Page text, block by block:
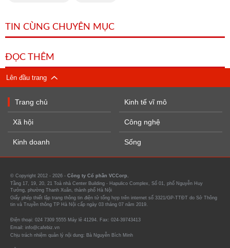
TIN CÙNG CHUYÊN MỤC
ĐỌC THÊM
Lên đầu trang
Trang chủ
Xã hội
Kinh doanh
Kinh tế vĩ mô
Công nghệ
Sống
© Copyright 2012 - 2026 - Công ty Cổ phần VCCorp.
Tầng 17, 19, 20, 21 Toà nhà Center Building - Hapulico Complex, Số 01, phố Nguyễn Huy
Tưởng, phường Thanh Xuân, thành phố Hà Nội
Giấy phép thiết lập trang thông tin điện tử tổng hợp trên internet số 3321/GP-TTĐT do Sở Thông
tin và Truyền thông TP Hà Nội cấp ngày 03 tháng 07 năm 2019.
Điện thoại: 024 7309 5555 Máy lẻ 41294. Fax: 024-39743413
Email: info@cafebiz.vn
Chịu trách nhiệm quản lý nội dung: Bà Nguyễn Bích Minh